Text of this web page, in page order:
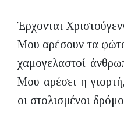
Έρχονται
Μου αρέσουν τα
χαμογελαστοί
Μου αρέσει η
οι στολισμένοι